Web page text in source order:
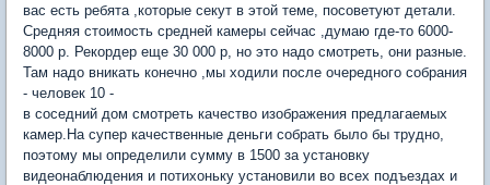
вас есть ребята ,которые секут в этой теме, посоветуют детали.
Средняя стоимость средней камеры сейчас ,думаю где-то 6000-
8000 р. Рекордер еще 30 000 р, но это надо смотреть, они разные.
Там надо вникать конечно ,мы ходили после очередного собрания
- человек 10 -
в соседний дом смотреть качество изображения предлагаемых
камер.На супер качественные деньги собрать было бы трудно,
поэтому мы определили сумму в 1500 за установку
видеонаблюдения и потихоньку установили во всех подъездах и